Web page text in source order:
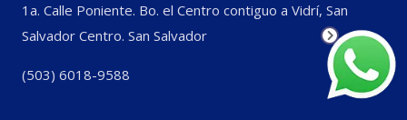
1a. Calle Poniente. Bo. el Centro contiguo a Vidrí, San
Salvador Centro. San Salvador
(503) 6018-9588